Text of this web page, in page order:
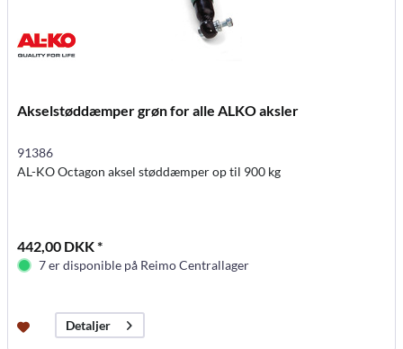
Akselstøddæmper grøn for alle ALKO aksler
91386
AL-KO Octagon aksel støddæmper op til 900 kg
442,00 DKK *
7 er disponible på Reimo Centrallager
Detaljer